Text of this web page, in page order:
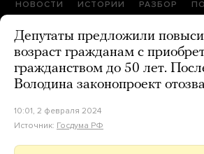
НОВОСТИ ИСТОРИИ РАЗБОР
Депутаты предложили
возраст гражданам с
гражданством до 50 лет.
Володина законопроект
10:01, 2 февраля 2024
Источник: Госдума РФ